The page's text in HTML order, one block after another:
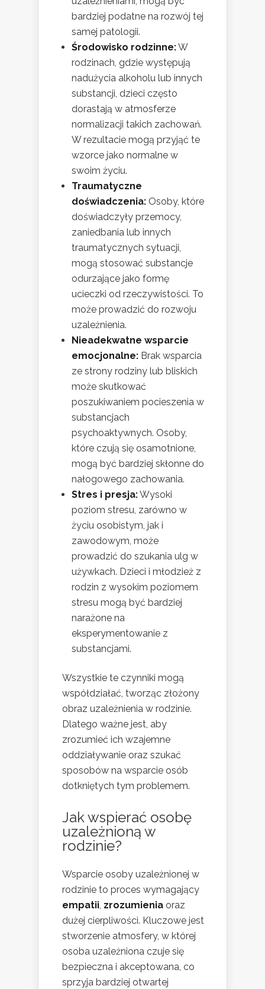
bardziej podatne na rozwój tej
samej patologii.
Środowisko rodzinne:W
rodzinach, gdzie występują
nadużycia alkoholu lub innych
substancji, dzieci często
dorastają w atmosferze
normalizacji takich zachowań.
W rezultacie mogą przyjąć te
wzorce jako normalne w
swoim życiu.
Traumatyczne
doświadczenia: Osoby, które
doświadczyły przemocy,
zaniedbania lub innych
traumatycznych sytuacji,
mogą stosować substancje
odurzające jako formę
ucieczki od rzeczywistości. To
może prowadzić do rozwoju
uzależnienia.
Nieadekwatne wsparcie
emocjonalne: Brak wsparcia
ze strony rodziny lub bliskich
może skutkować
poszukiwaniem pocieszenia w
substancjach
psychoaktywnych. Osoby,
które czują się osamotnione,
mogą być bardziej skłonne do
nałogowego zachowania.
Stres i presja:Wysoki
poziom stresu, zarówno w
życiu osobistym, jak i
zawodowym, może
prowadzić do szukania ulg w
używkach. Dzieci i młodzież z
rodzin z wysokim poziomem
stresu mogą być bardziej
narażone na
eksperymentowanie z
substancjami.
Wszystkie te czynniki mogą
współdziałać, tworząc złożony
obraz uzależnienia w rodzinie.
Dlatego ważne jest, aby
zrozumieć ich wzajemne
oddziaływanie oraz szukać
sposobów na wsparcie osób
dotkniętych tym problemem.
Jak wspierać osobę
uzależnioną w
rodzinie?
Wsparcie osoby uzależnionej w
rodzinie to proces wymagający
empatii, zrozumienia oraz
dużej cierpliwości. Kluczowe jest
stworzenie atmosfery, w której
osoba uzależniona czuje się
bezpieczna i akceptowana, co
sprzyja bardziej otwartej